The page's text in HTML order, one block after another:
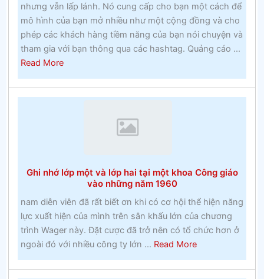
nhưng vẫn lấp lánh. Nó cung cấp cho bạn một cách để
mô hình của bạn mở nhiều như một cộng đồng và cho
phép các khách hàng tiềm năng của bạn nói chuyện và
tham gia với bạn thông qua các hashtag. Quảng cáo ...
Read Moreabout
Lịch
sử
và
thoại
địa
phương
Ghi nhớ lớp một và lớp hai tại một khoa Công giáo
vào những năm 1960
nam diễn viên đã rất biết ơn khi có cơ hội thể hiện năng
lực xuất hiện của mình trên sân khấu lớn của chương
trình Wager này. Đặt cược đã trở nên có tổ chức hơn ở
ngoài đó với nhiều công ty lớn ... Read Moreabout
Ghi
nhớ